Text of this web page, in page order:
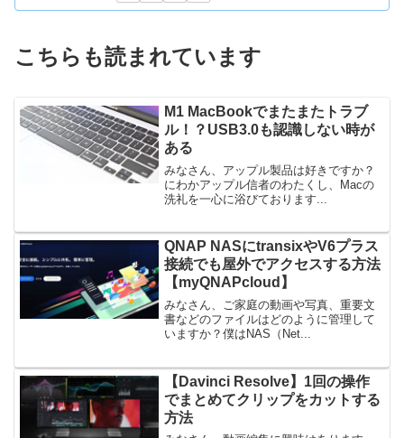
こちらも読まれています
M1 MacBookでまたまたトラブ
ル！？USB3.0も認識しない時が
ある
みなさん、アップル製品は好きですか？
にわかアップル信者のわたくし、Macの
洗礼を一心に浴びております...
QNAP NASにtransixやV6プラス
接続でも屋外でアクセスする方法
【myQNAPcloud】
みなさん、ご家庭の動画や写真、重要文
書などのファイルはどのように管理して
いますか？僕はNAS（Net...
【Davinci Resolve】1回の操作
でまとめてクリップをカットする
方法